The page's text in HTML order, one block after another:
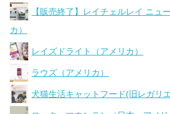
【販売終了】レイチェルレイ ニュ
カ）
レイズドライト（アメリカ）
ラウズ（アメリカ）
犬猫生活キャットフード(旧レガリ